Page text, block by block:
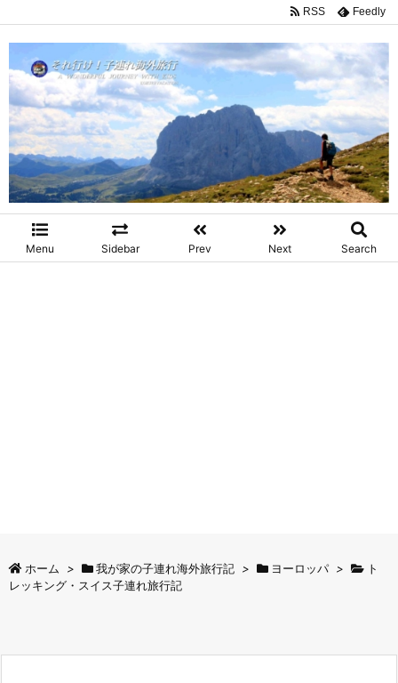
Menu Sidebar Prev Next Search
RSS Feedly
ホーム > 我が家の子連れ海外旅行記 > ヨーロッパ >
ト
レッキング・スイス子連れ旅行記